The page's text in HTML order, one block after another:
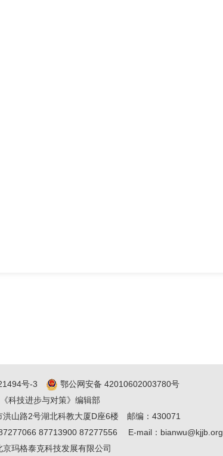
号-3
鄂公网安备 42010602003780号
科技进步与对策》编辑部
洪山路2号湖北科教大厦D座6楼 邮编：430071
87713900 87277556
E-mail：bianwu@kjjb.org
京玛格泰克科技发展有限公司